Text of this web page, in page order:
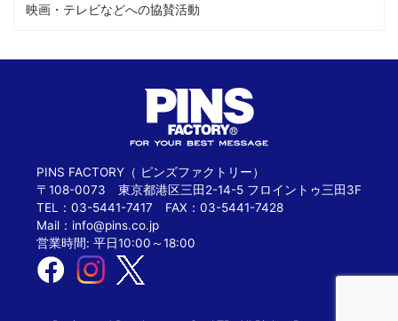
映画・テレビなどへの協賛活動
PINS FACTORY（ ピンズファクトリー）
〒108-0073 東京都港区三田2-14-5 フロイントゥ三田3F
TEL：03-5441-7417 FAX：03-5441-7428
Mail： info@pins.co.jp
営業時間: 平日10:00～18:00